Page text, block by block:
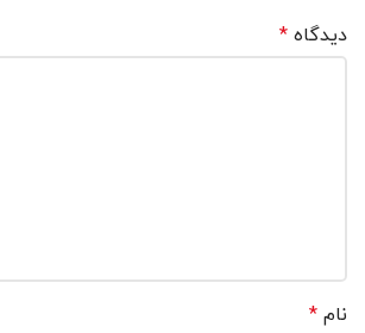
دیدگاه*
نام*